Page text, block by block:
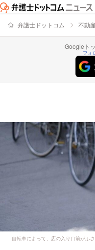
弁護士ドットコム 不動
Googleト
フォ
自転車によって、店の入り口前がふ